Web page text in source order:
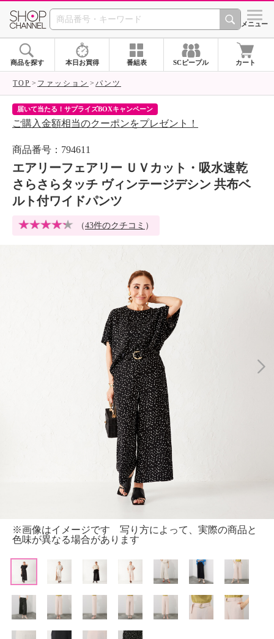
SHOP CHANNEL シメニュー
商品を探す 本日お買得 番組表 SCピープル カート
TOP ファッション パンツ
クチコミ・Instagramキャンペーン
クーポンが当たるチャンス！
商品番号：794611
エアリーフェアリー ＵＶカット・吸水速乾
さらさらタッチ ヴィンテージデシン 共布ベ
ルト付ワイドパンツ
（43件のクチコミ ）
※画像はイメージです 写り方によって、実際の商品と
色味が異なる場合があります